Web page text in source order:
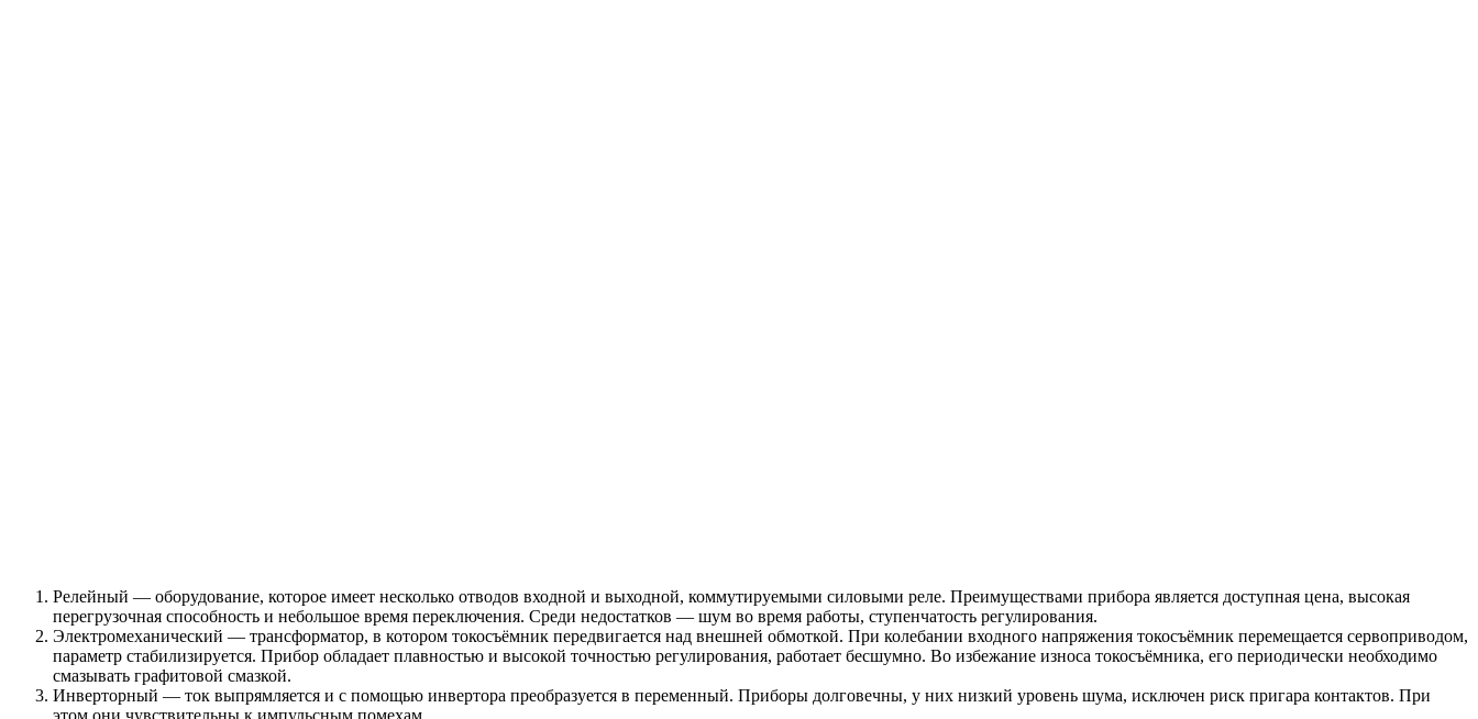
Релейный — оборудование, которое имеет несколько отводов входной и выходной, коммутируемыми силовыми реле. Преимуществами прибора является доступная цена, высокая
перегрузочная способность и небольшое время переключения. Среди недостатков — шум во время работы, ступенчатость регулирования.
Электромеханический — трансформатор, в котором токосъёмник передвигается над внешней обмоткой. При колебании входного напряжения токосъёмник перемещается сервоприводом,
параметр стабилизируется. Прибор обладает плавностью и высокой точностью регулирования, работает бесшумно. Во избежание износа токосъёмника, его периодически необходимо
смазывать графитовой смазкой.
Инверторный — ток выпрямляется и с помощью инвертора преобразуется в переменный. Приборы долговечны, у них низкий уровень шума, исключен риск пригара контактов. При
этом они чувствительны к импульсным помехам.